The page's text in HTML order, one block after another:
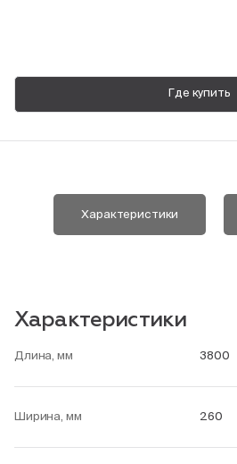
Где купить
Характеристики
Характеристики
Длина, мм 3800
Ширина, мм 260